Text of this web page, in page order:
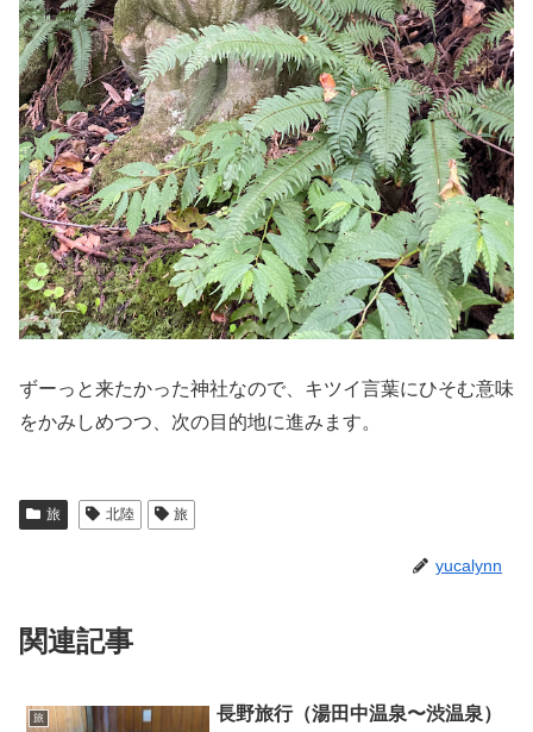
ずーっと来たかった神社なので、キツイ言葉にひそむ意味
をかみしめつつ、次の目的地に進みます。
旅 北陸 旅
yucalynn
関連記事
旅 長野旅行（湯田中温泉〜渋温泉）